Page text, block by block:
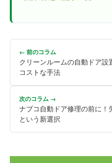
← 前のコラム
クリーンルームの自動ドア
コストな手法
次のコラム →
ナブコ自動ドア修理の前に
という新選択